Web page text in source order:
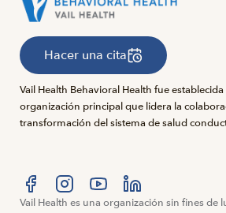
Hacer una cita
Vail Health Behavioral Health fue
organización principal que lidera la
transformación del sistema de salud
Visítanos en Facebook
Visítanos en Instagram
Visítanos en YouTube
Visítanos en
Vail Health es una organización sin fines de